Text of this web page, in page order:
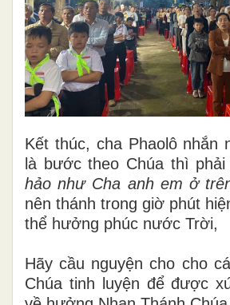
Kết thúc, cha Phaolô nhắn
là bước theo Chúa thì phải
hảo như Cha anh em ở
nên thánh trong giờ phút
thể hưởng phúc nước Trời,
Hãy cầu nguyện cho cho
Chúa tinh luyện để được